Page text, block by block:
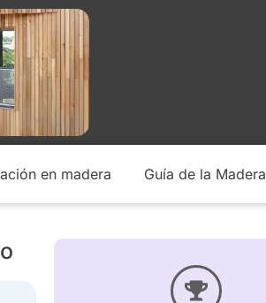
en madera Guía de la Madera